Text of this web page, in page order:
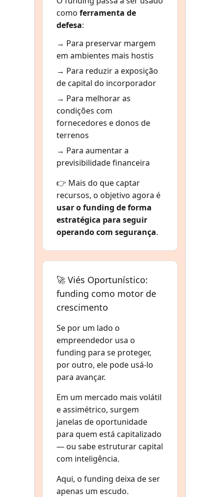
como ferramenta de
defesa:
→ Para preservar margem
em ambientes mais hostis
→ Para reduzir a exposição
de capital do incorporador
→ Para melhorar as
condições com
fornecedores e donos de
terrenos
→ Para aumentar a
previsibilidade financeira
👉 Mais do que captar
recursos, o objetivo agora é
usar o funding de forma
estratégica para seguir
operando com segurança.
🚀 Viés Oportunístico:
funding como motor de
crescimento
Se por um lado o
empreendedor usa o
funding para se proteger,
por outro, ele pode usá-lo
para avançar.
Em um mercado mais volátil
e assimétrico, surgem
janelas de oportunidade
para quem está capitalizado
— ou sabe estruturar capital
com inteligência.
Aqui, o funding deixa de ser
apenas um escudo.